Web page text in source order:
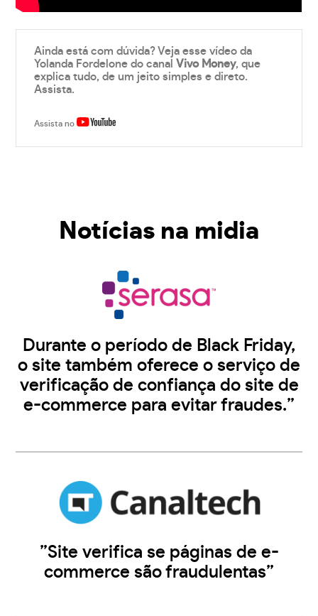
Ainda está com dúvida? Veja esse vídeo da
Yolanda Fordelone do canalVivo Money, que
explica tudo, de um jeito simples e direto.
Assista.
Assista no
Notícias na midia
Durante o período de Black Friday,
o site também oferece o serviço de
verificação de confiança do site de
e-commerce para evitar fraudes.”
”Site verifica se páginas de e-
commerce são fraudulentas”